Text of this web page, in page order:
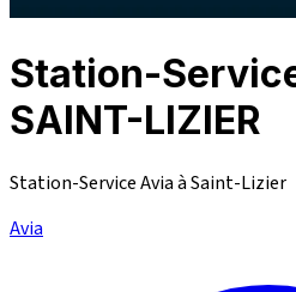
Station-
SAINT-LIZIER
Station-Service Avia à Saint-Lizier
Avia